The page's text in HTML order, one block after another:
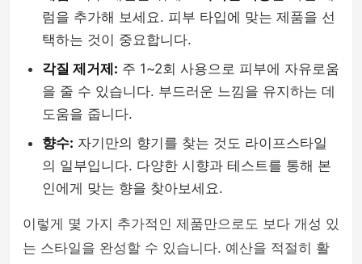
럼을 추가해 보세요. 피부 타입에 맞는 제품을 선
택하는 것이 중요합니다.
각질 제거제: 주 1~2회 사용으로 피부에 자유로움
을 줄 수 있습니다. 부드러운 느낌을 유지하는 데
도움을 줍니다.
향수: 자기만의 향기를 찾는 것도 라이프스타일
의 일부입니다. 다양한 시향과 테스트를 통해 본
인에게 맞는 향을 찾아보세요.
이렇게 몇 가지 추가적인 제품만으로도 보다 개성 있
는 스타일을 완성할 수 있습니다. 예산을 적절히 활